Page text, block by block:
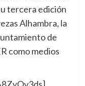
tercera edición
Alhambra, la
de
como medios